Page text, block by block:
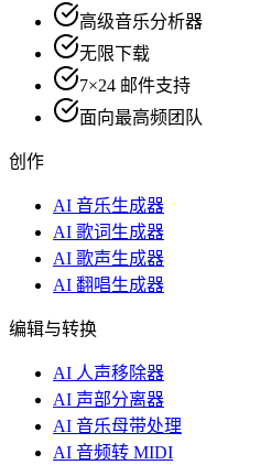
高级音乐分析器
无限下载
7×24 邮件支持
面向最高频团队
创作
AI 音乐生成器
AI 歌词生成器
AI 歌声生成器
AI 翻唱生成器
编辑与转换
AI 人声移除器
AI 声部分离器
AI 音乐母带处理
AI 音频转 MIDI